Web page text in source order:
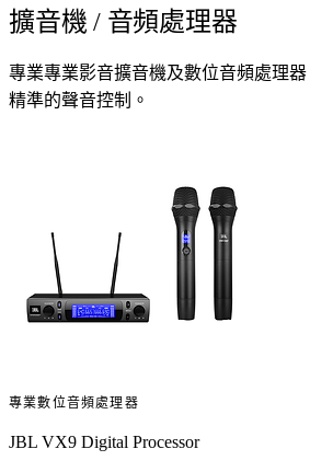
擴音機 / 音頻處理器
專業專業影音擴音機及數位音頻處理
精準的聲音控制。
專業數位音頻處理器
JBL VX9 Digital Processor